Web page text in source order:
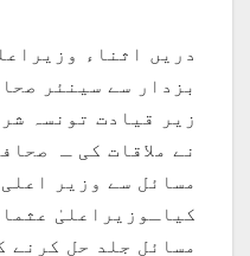
دریں اثناء
بزدار سے سینئر
زیر قیادت تونسہ
نے ملاقات کی ـ
مسائل سے وزیر
کیاـوزیراعلیٰ
مسائل جلد حل کرنے